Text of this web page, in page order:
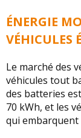
ÉNERGIE
VÉHICULES
Le marché des
véhicules tout
des batteries
70 kWh, et les
qui embarquent